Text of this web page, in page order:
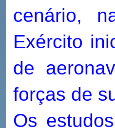
cenário,
Exército
de
forças de
Os